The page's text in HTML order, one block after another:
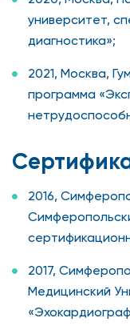
университет,
диагностика»;
2021, Москва,
программа
2016,
2017,
Медицинский